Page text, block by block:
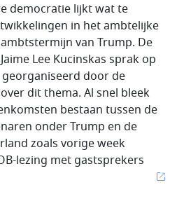
democratie lijkt wat te
in het ambtelijke
van Trump. De
Lee Kucinskas sprak op
door de
dit thema. Al snel bleek
bestaan tussen de
onder Trump en de
zoals vorige week
lezing met gastsprekers